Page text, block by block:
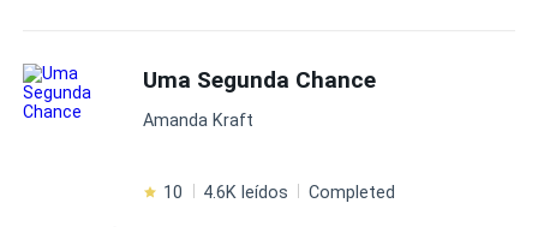
melhor presente: A filha Melissa, por quem cultiva o maior
amor do mundo. Ana Paula, 30 anos, médica obstetra,
bonita, inteligente, rica, jovem e.... Vítima de violência
chance Paula... -E eu acho que você é a minha....
Romance no TrabalhoUma Segunda Chance
Amanda Kraft
10 4.6K leídos Completed